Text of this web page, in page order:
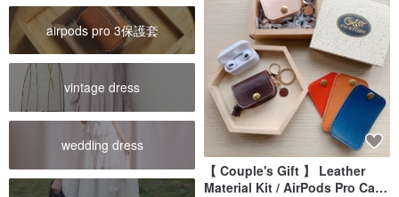
airpods pro 3保護套
vintage dress
wedding dress
【 Couple's Gift 】 Leather
Material Kit / AirPods Pro Case